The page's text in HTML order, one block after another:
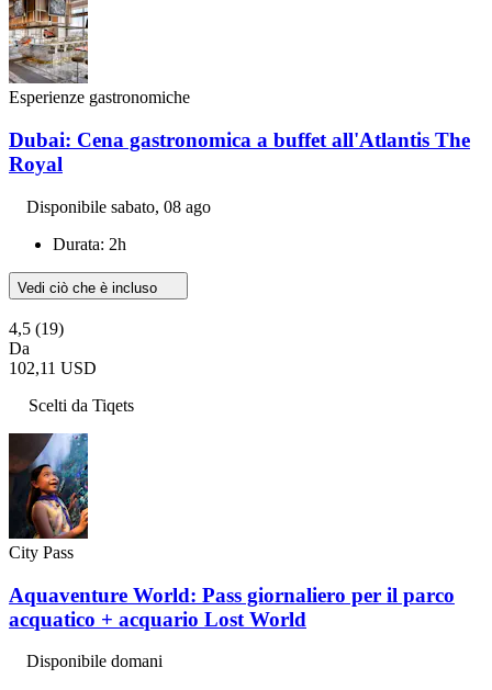
Esperienze gastronomiche
Dubai: Cena gastronomica a buffet all'Atlantis The
Royal
Disponibile sabato, 08 ago
Durata: 2h
Vedi ciò che è incluso
4,5 (19)
Da
102,11 USD
Scelti da Tiqets
City Pass
Aquaventure World: Pass giornaliero per il parco
acquatico + acquario Lost World
Disponibile domani